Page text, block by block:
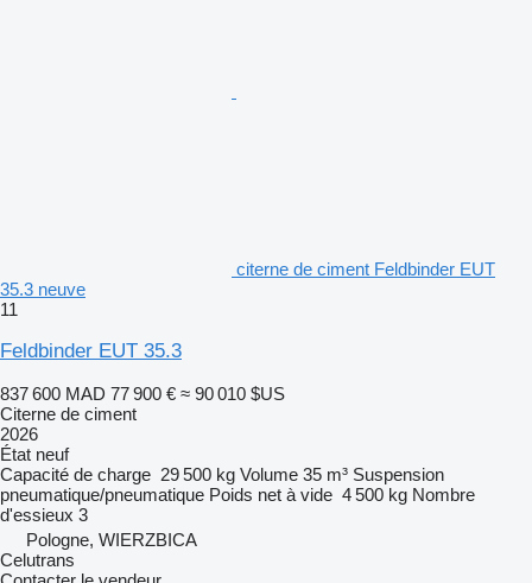
citerne de ciment Feldbinder EUT
35.3 neuve
11
Feldbinder EUT 35.3
837 600 MAD 77 900 € ≈ 90 010 $US
Citerne de ciment
2026
État neuf
Capacité de charge 29 500 kg Volume 35 m³ Suspension
pneumatique/pneumatique Poids net à vide 4 500 kg Nombre
d'essieux 3
Pologne, WIERZBICA
Celutrans